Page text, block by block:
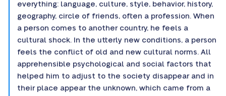
everything: language, culture, style, behavior, history,
geography, circle of friends, often a profession. When
a person comes to another country, he feels a
cultural shock. In the utterly new conditions, a person
feels the conflict of old and new cultural norms. All
apprehensible psychological and social factors that
helped him to adjust to the society disappear and in
their place appear the unknown, which came from a